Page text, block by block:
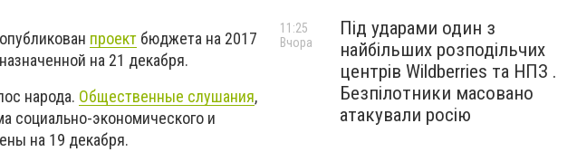
проект бюджета на 2017
на 21 декабря.
народа. Общественные слушания,
социально-экономического и
на 19 декабря.
Під ударами один з
найбільших розподільчих
центрів Wildberries та НПЗ .
Безпілотники масовано
атакували росію
11:25
Вчора